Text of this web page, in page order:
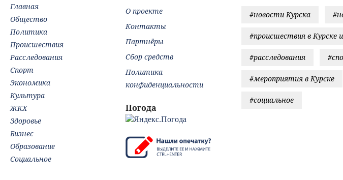
#новости Курска
#происшествия в Курске
#расследования
#мероприятия в Курске
#социальное
Главная
Общество
Политика
Происшествия
Расследования
Спорт
Экономика
Культура
ЖКХ
Здоровье
Бизнес
Образование
Социальное
О проекте
Контакты
Партнёры
Сбор средств
Политика
конфиденциальности
Погода